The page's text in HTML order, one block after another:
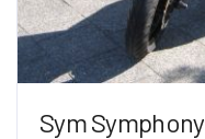
Sym Symphony